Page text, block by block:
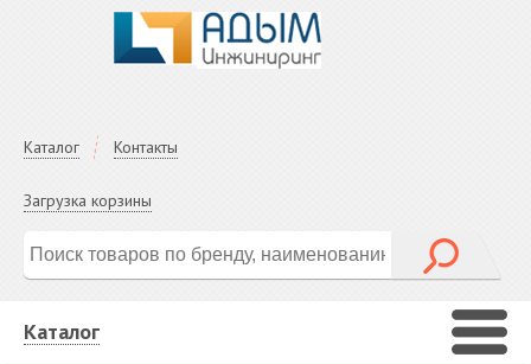
Каталог Контакты
Загрузка корзины
Каталог